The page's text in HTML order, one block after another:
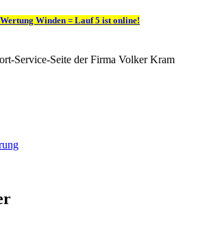
Winden = Lauf 5 ist online!
Service-Seite der Firma Volker Kram